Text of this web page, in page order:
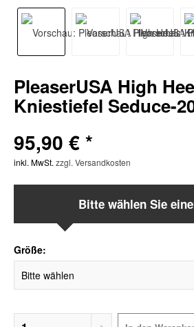
PleaserUSA High
Kniestiefel Seduce-
95,90 € *
inkl. MwSt. zzgl. Versandkosten
Bitte wählen Sie
Größe: